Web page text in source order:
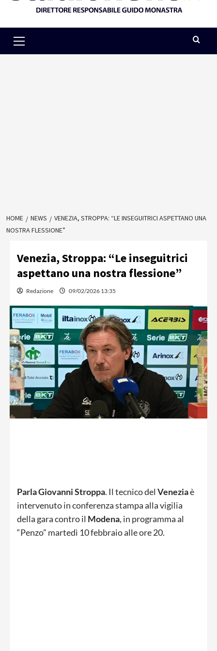
Menu
HOME NEWS
VENEZIA, STROPPA: “LE INSEGUITRICI ASPETTANO UNA
NOSTRA FLESSIONE”
Venezia, Stroppa: “Le inseguitrici
aspettano una nostra flessione”
Redazione 09/02/2026 13:35
Parla Giovanni Stroppa. Il tecnico del Veneziaè
intervenuto in conferenza stampa alla vigilia
della gara contro il Modena, in programma al
“Penzo” martedì 10 febbraio alle ore 20.